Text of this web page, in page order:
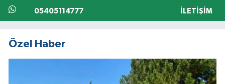
05405114777 İLETIŞIM
Özel Haber